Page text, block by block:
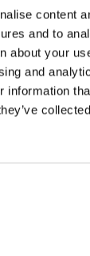
content
and to
about your
and
information
sammen
Fredssenter,
og
at de «viste
solid
diktator
og var både